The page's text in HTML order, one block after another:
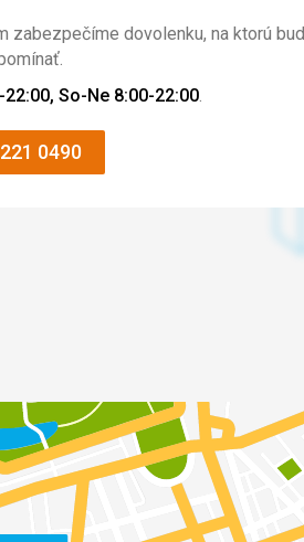
zabezpečíme dovolenku, na ktorú
So-Ne 8:00-22:00.
0490